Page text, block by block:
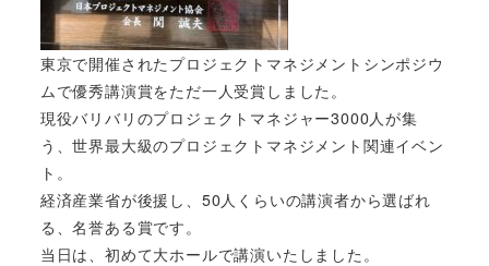
東京で開催されたプロジェクトマネジメントシンポジウ
ムで優秀講演賞をただ一人受賞しました。
現役バリバリのプロジェクトマネジャー3000人が集
う、世界最大級のプロジェクトマネジメント関連イベン
ト。
経済産業省が後援し、50人くらいの講演者から選ばれ
る、名誉ある賞です。
当日は、初めて大ホールで講演いたしました。